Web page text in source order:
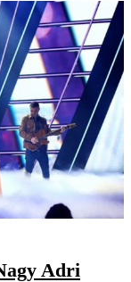
Adri